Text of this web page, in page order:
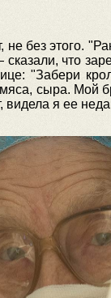
не без этого.
что
"Забери
сыра. Мой
видела я ее